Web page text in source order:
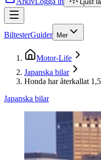
Ljust
BiltesterGuider Mer
Motor-Life
Japanska bilar
Honda har återkallat
Japanska bilar